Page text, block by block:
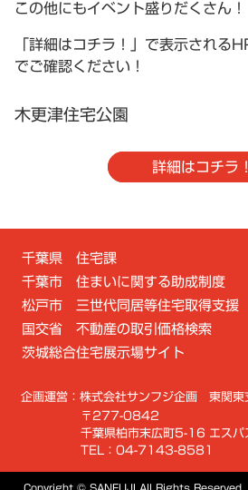
この他にもイベント盛りだくさん！
「詳細はコチラ！」で表示される
でご確認ください！
木更津住宅公園
詳細はコチラ！
千葉県 住宅課
千葉市 住まいに関する助成制度
松戸市 三世代同居等住宅取得支援
国交省 不動産の取引価格検索
茨城総合住宅展示場サイト
企画運営：株式会社サンフジ企画 東関東
〒277-0842
千葉県柏市末広町5-16 エス
TEL：04-7143-8581
Copyright © SANFUJI All Rights Reserved.